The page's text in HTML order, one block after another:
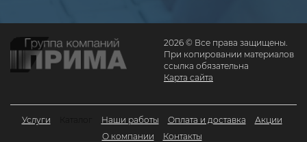
2026 © Все права защищены.
При копировании материалов
ссылка обязательна
Карта сайта
Услуги Наши работы Оплата и доставка
Акции
О компании
Контакты